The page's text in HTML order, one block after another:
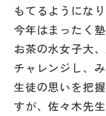
もてるようにな
今年はまったく
お茶の水女子大
チャレンジし、
生徒の思いを把
すが、佐々木先